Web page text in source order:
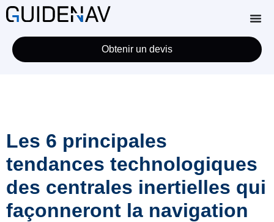
Obtenir un devis
Les 6 principales
tendances technologiques
des centrales inertielles qui
façonneront la navigation